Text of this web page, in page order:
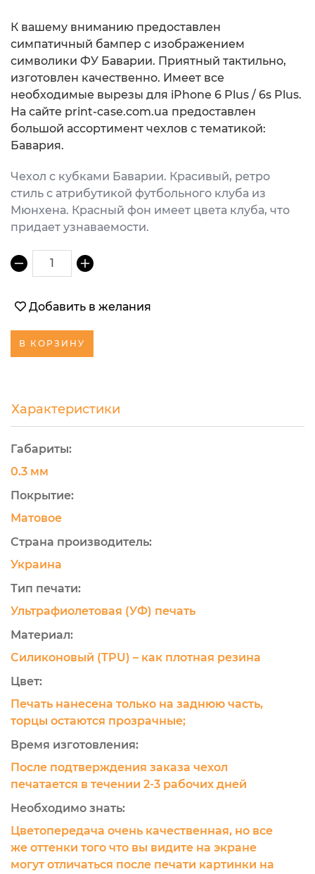
К вашему вниманию предоставлен
симпатичный бампер с изображением
символики ФУ Баварии. Приятный тактильно,
изготовлен качественно. Имеет все
необходимые вырезы для iPhone 6 Plus / 6s Plus.
На сайте print-case.com.ua предоставлен
большой ассортимент чехлов с тематикой:
Бавария.
Чехол с кубками Баварии. Красивый, ретро
стиль с атрибутикой футбольного клуба из
Мюнхена. Красный фон имеет цвета клуба, что
придает узнаваемости.
1
Добавить в желания
В КОРЗИНУ
Характеристики
Габариты:
0.3 мм
Покрытие:
Матовое
Страна производитель:
Украина
Тип печати:
Ультрафиолетовая (УФ) печать
Материал:
Силиконовый (TPU) – как плотная резина
Цвет:
Печать нанесена только на заднюю часть,
торцы остаются прозрачные;
Время изготовления:
После подтверждения заказа чехол
печатается в течении 2-3 рабочих дней
Необходимо знать:
Цветопередача очень качественная, но все
же оттенки того что вы видите на экране
могут отличаться после печати картинки на